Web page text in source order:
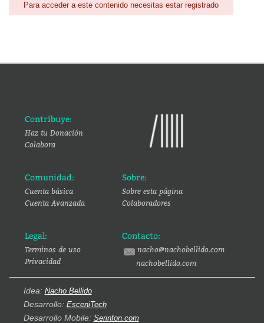
Para acceder a este contenido necesitas estar registrado
Contribuye:
Haz tu Donación
Colabora
Comunidad:
Cuenta básica
Cuenta Avanzada
Sobre:
Sobre esta página
Colaboradores
Legal:
Terminos de uso
Privacidad
Contacto:
nacho@nachobellido.com
nachobellido.com
Idea: Nacho Bellido
Desarrollo: EsceniTech
Desarrollo Mobile: Serinfon.com